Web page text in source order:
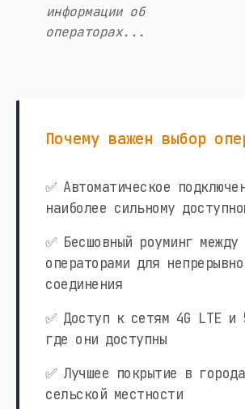
информации об
операторах...
Почему важен выбор
✅ Автоматическое
наиболее сильному
✅ Бесшовный роуминг между
операторами для
соединения
✅ Доступ к сетям 4G LTE и
где они доступны
✅ Лучшее покрытие в
сельской местности